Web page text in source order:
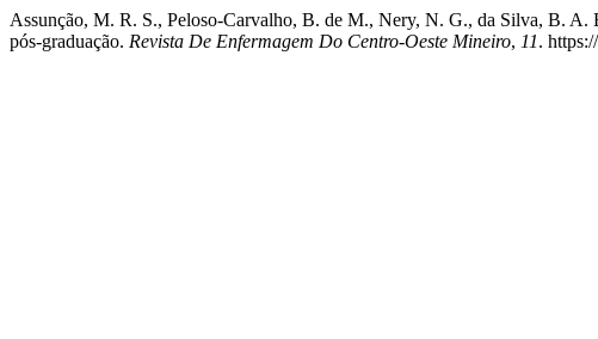
Assunção, M. R. S., Peloso-Carvalho, B. de M., Nery, N. G., da Silva, B. A.
pós-graduação. Revista De Enfermagem Do Centro-Oeste Mineiro, 11.